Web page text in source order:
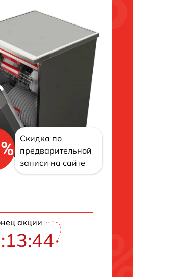
Скидка по
предварительной
записи на сайте
акции